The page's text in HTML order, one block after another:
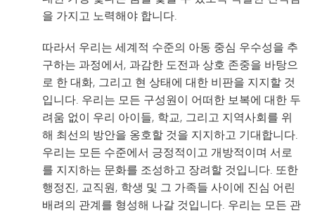
을 가지고 노력해야 합니다.
따라서 우리는 세계적 수준의 아동 중심 우수성을 추
구하는 과정에서, 과감한 도전과 상호 존중을 바탕으
로 한 대화, 그리고 현 상태에 대한 비판을 지지할 것
입니다. 우리는 모든 구성원이 어떠한 보복에 대한 두
려움 없이 우리 아이들, 학교, 그리고 지역사회를 위
해 최선의 방안을 옹호할 것을 지지하고 기대합니다.
우리는 모든 수준에서 긍정적이고 개방적이며 서로
를 지지하는 문화를 조성하고 장려할 것입니다. 또한
행정진, 교직원, 학생 및 그 가족들 사이에 진심 어린
배려의 관계를 형성해 나갈 것입니다. 우리는 모든 관